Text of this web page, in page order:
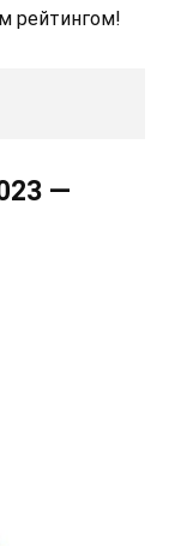
рейтингом!
—